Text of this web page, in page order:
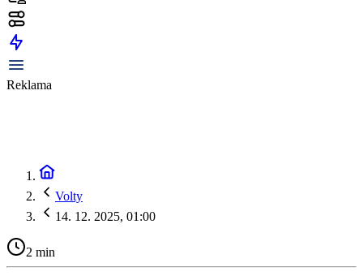
Reklama
Volty
14. 12. 2025, 01:00
2 min